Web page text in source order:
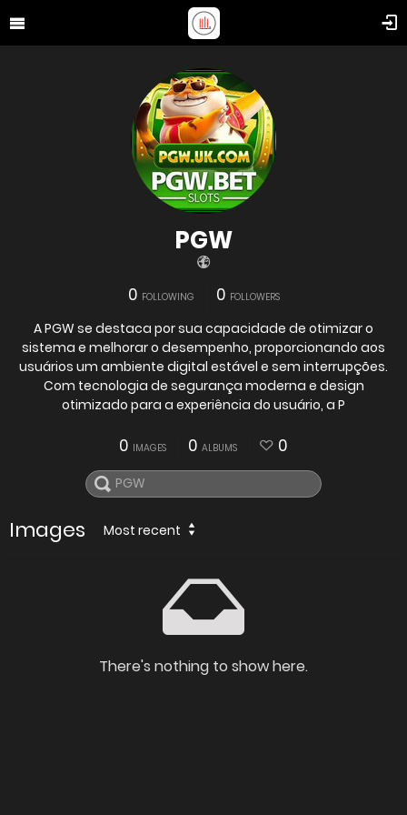
PGW
0 FOLLOWING 0 FOLLOWERS
A PGW se destaca por sua capacidade de otimizar o
sistema e melhorar o desempenho, proporcionando aos
usuários um ambiente digital estável e sem interrupções.
Com tecnologia de segurança moderna e design
otimizado para a experiência do usuário, a P
0 IMAGES 0 ALBUMS 0
Images Most recent
There's nothing to show here.